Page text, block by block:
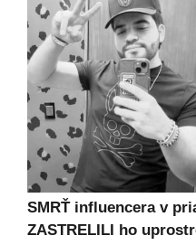
SMRŤ influencera v
ZASTRELILI ho